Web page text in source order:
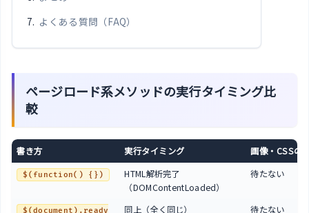
よくある質問（FAQ）
ページロード系メソッドの実行タイミング比
較
書き方 実行タイミング 画像・CSSの
$(function() {})
HTML解析完了
（DOMContentLoaded）
待たない
$(document).ready
同上（全く同じ） 待たない